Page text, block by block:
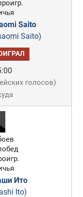
Saito
Saito)
голосов)
Ито
Ito)